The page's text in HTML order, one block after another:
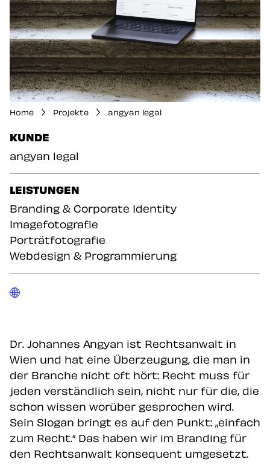
Home Projekte angyan legal
Dr. Johannes Angyan ist Rechtsanwalt in
Wien und hat eine Überzeugung, die man in
der Branche nicht oft hört: Recht muss für
jeden verständlich sein, nicht nur für die, die
schon wissen worüber gesprochen wird.
Sein Slogan bringt es auf den Punkt: „einfach
zum Recht.“ Das haben wir im Branding für
den Rechtsanwalt konsequent umgesetzt.
KUNDE
angyan legal
LEISTUNGEN
Branding & Corporate Identity
Imagefotografie
Porträtfotografie
Webdesign & Programmierung